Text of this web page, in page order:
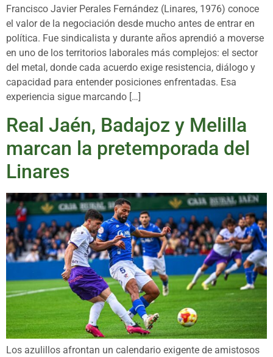
Francisco Javier Perales Fernández (Linares, 1976) conoce
el valor de la negociación desde mucho antes de entrar en
política. Fue sindicalista y durante años aprendió a moverse
en uno de los territorios laborales más complejos: el sector
del metal, donde cada acuerdo exige resistencia, diálogo y
capacidad para entender posiciones enfrentadas. Esa
experiencia sigue marcando […]
Real Jaén, Badajoz y Melilla
marcan la pretemporada del
Linares
Los azulillos afrontan un calendario exigente de amistosos